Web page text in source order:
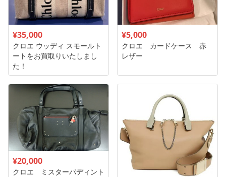
¥35,000
クロエ ウッディ スモールト
ートをお買取りいたしまし
た！
¥5,000
クロエ カードケース 赤
レザー
¥20,000
クロエ ミスターパディント